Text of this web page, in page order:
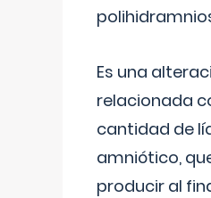
Es una
relacionada
cantidad de
amniótico,
producir al